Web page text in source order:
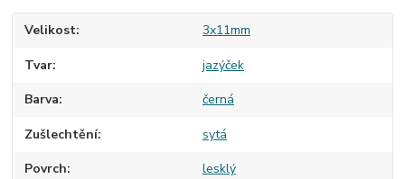
Velikost 3x11mm
Tvar jazýček
Barva černá
Zušlechtění sytá
Povrch lesklý